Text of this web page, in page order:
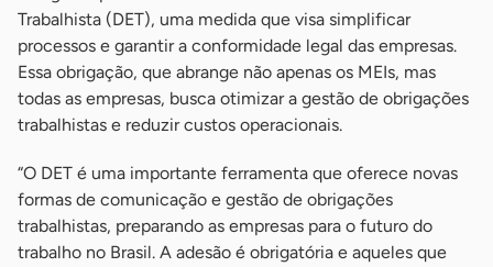
Trabalhista (DET), uma medida que visa simplificar
processos e garantir a conformidade legal das empresas.
Essa obrigação, que abrange não apenas os MEIs, mas
todas as empresas, busca otimizar a gestão de obrigações
trabalhistas e reduzir custos operacionais.
“O DET é uma importante ferramenta que oferece novas
formas de comunicação e gestão de obrigações
trabalhistas, preparando as empresas para o futuro do
trabalho no Brasil. A adesão é obrigatória e aqueles que